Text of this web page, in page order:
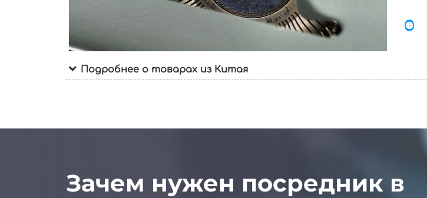
Подробнее о товарах из Китая
Зачем нужен посредник в